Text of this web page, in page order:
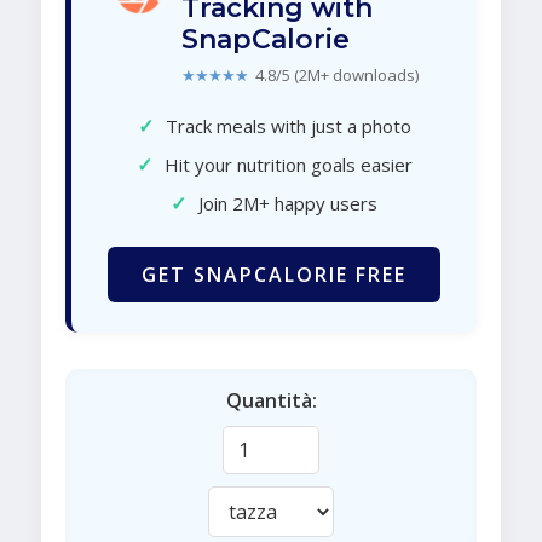
Tracking with
SnapCalorie
★★★★★ 4.8/5 (2M+ downloads)
✓ Track meals with just a photo
✓ Hit your nutrition goals easier
✓ Join 2M+ happy users
GET SNAPCALORIE FREE
Quantità: